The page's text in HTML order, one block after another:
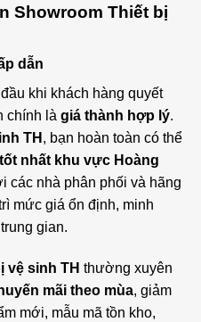
Showroom Thiết bị
dẫn
khi khách hàng quyết
chính là giá thành hợp lý.
TH , bạn hoàn toàn có thể
nhất khu vực Hoàng
các nhà phân phối và hãng
mức giá ổn định, minh
gian.
vệ sinh TH thường xuyên
mãi theo mùa, giảm
mới, mẫu mã tồn kho,